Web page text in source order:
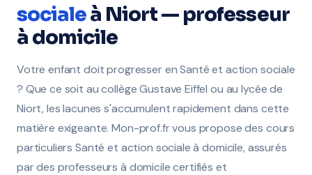
socialeà Niort — professeur
à domicile
Votre enfant doit progresser en Santé et action sociale
? Que ce soit au collège Gustave Eiffel ou au lycée de
Niort, les lacunes s'accumulent rapidement dans cette
matière exigeante. Mon-prof.fr vous propose des cours
particuliers Santé et action sociale à domicile, assurés
par des professeurs à domicile certifiés et